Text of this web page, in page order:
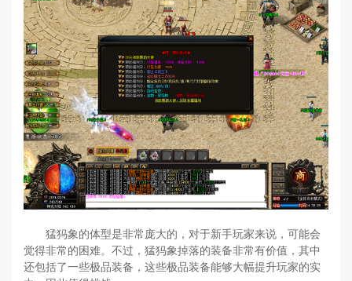
猛犸象的体型是非常庞大的，对于新手玩家来说，可能会
觉得非常的困难。不过，猛犸象掉落的装备非常有价值，其中
还包括了一些极品装备，这些极品装备能够大幅提升玩家的实